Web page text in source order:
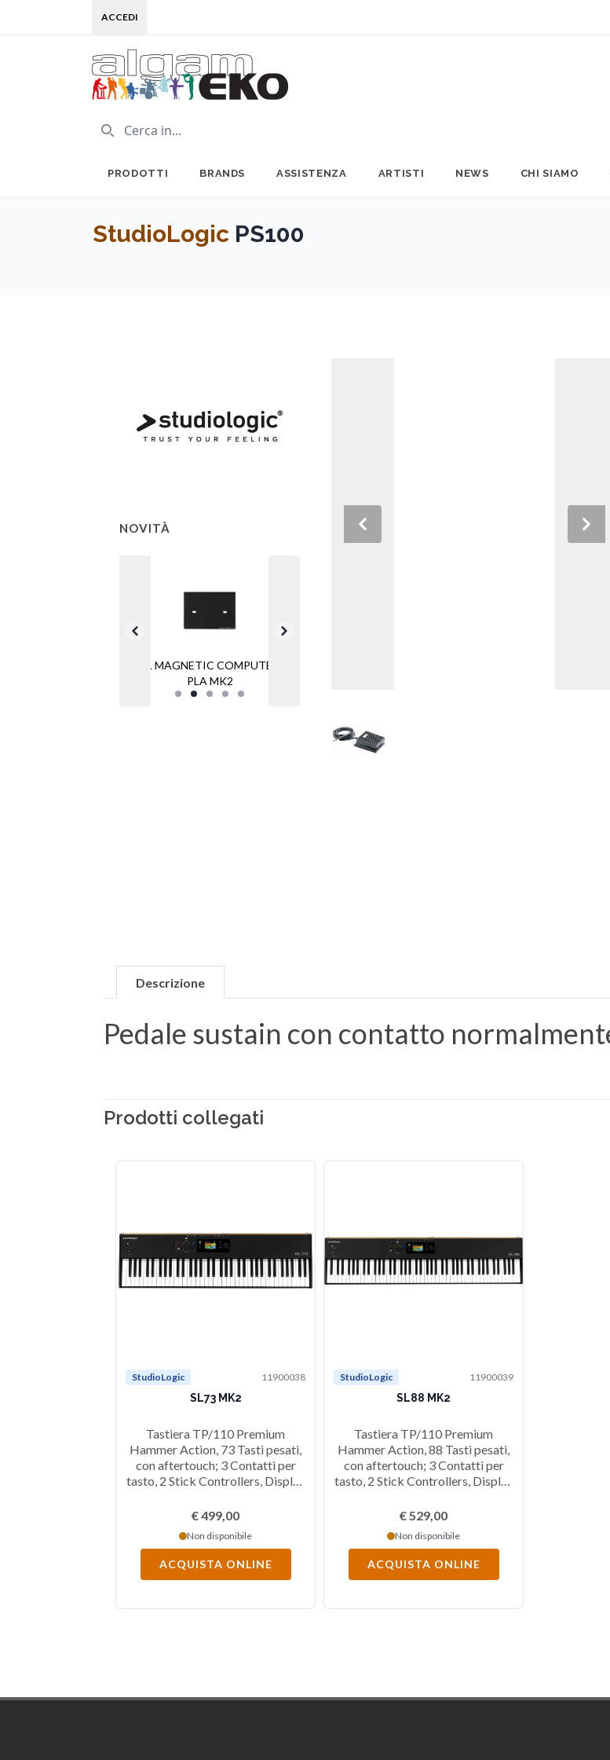
ACCEDI
PRODOTTI BRANDS ASSISTENZA ARTISTI NEWS CHI SIAMO
StudioLogic PS100
NOVITÀ
SL MAGNETIC COMPUTER
PLA MK2
Previous Next
Descrizione
Pedale sustain con contatto
Prodotti collegati
StudioLogic 11900038
SL73 MK2
Tastiera TP/110 Premium
Hammer Action, 73 Tasti pesati,
con aftertouch; 3 Contatti per
tasto, 2 Stick Controllers, Display
zone programmabili, controlli di
comandi di navigazione, MIDI
In/Out (DIN), 3 Pedali, Audio Out
L/R, Cuffia, porta USB C.
€ 499,00
Non disponibile
ACQUISTA ONLINE
StudioLogic 11900039
SL88 MK2
Tastiera TP/110 Premium
Hammer Action, 88 Tasti pesati,
con aftertouch; 3 Contatti per
tasto, 2 Stick Controllers, Display
zone programmabili, controlli di
comandi di navigazione, MIDI
In/Out (DIN), 3 Pedali, Audio Out
L/R, Cuffia, porta USB C.
€ 529,00
Non disponibile
ACQUISTA ONLINE